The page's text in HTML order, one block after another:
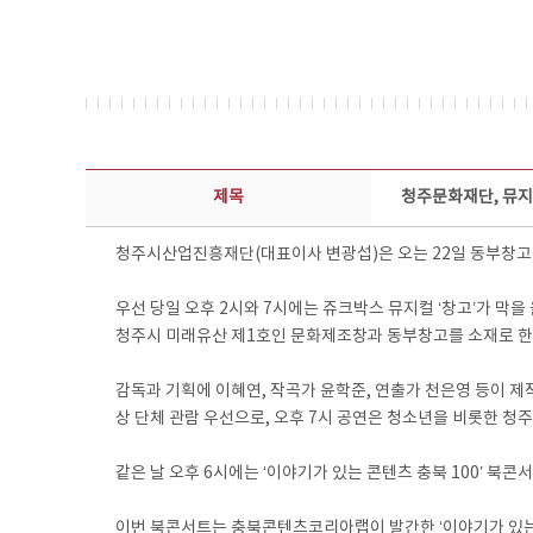
보도자료 상세보기 - 제목, 담당부서, 담당자, 담당연락처, 내용, 첨부파일 정보 제공
제목 청주문화재단, 뮤
청주시산업진흥재단(대표이사 변광섭)은 오는 22일 동부창
우선 당일 오후 2시와 7시에는 쥬크박스 뮤지컬 ‘창고’가 막
청주시 미래유산 제1호인 문화제조창과 동부창고를 소재로
감독과 기획에 이혜연, 작곡가 윤학준, 연출가 천은영 등이
상 단체 관람 우선으로, 오후 7시 공연은 청소년을 비롯한 청
같은 날 오후 6시에는 ‘이야기가 있는 콘텐츠 충북 100’ 북콘
이번 북콘서트는 충북콘텐츠코리아랩이 발간한 ‘이야기가